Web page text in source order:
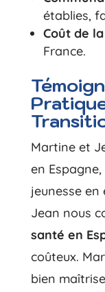
établies,
Coût de
France.
Martine et
en
jeunesse
Jean nous
santé en
coûteux.
bien